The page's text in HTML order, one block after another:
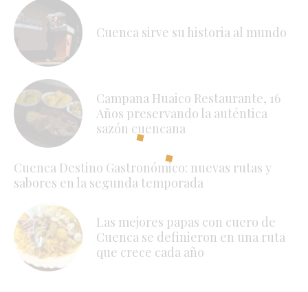
Cuenca sirve su historia al mundo
Campana Huaico Restaurante, 16
Años preservando la auténtica
sazón cuencana
Cuenca Destino Gastronómico: nuevas rutas y
sabores en la segunda temporada
Las mejores papas con cuero de
Cuenca se definieron en una ruta
que crece cada año